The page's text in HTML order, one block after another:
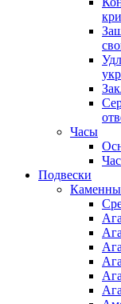
Часы
Подвески